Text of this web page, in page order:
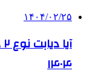
۱۴۰۴/۰۲/۲۵
۱۴۰۴